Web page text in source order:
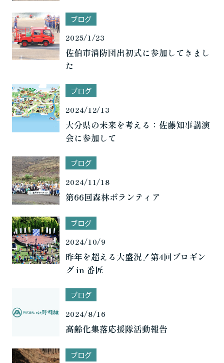
ブログ
2025/1/23
佐伯市消防団出初式に参加してきまし
た
ブログ
2024/12/13
大分県の未来を考える：佐藤知事講演
会に参加して
ブログ
2024/11/18
第66回森林ボランティア
ブログ
2024/10/9
昨年を超える大盛況！第4回プロギン
グ in 番匠
ブログ
2024/8/16
高齢化集落応援隊活動報告
ブログ